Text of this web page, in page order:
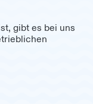
gibt es bei uns